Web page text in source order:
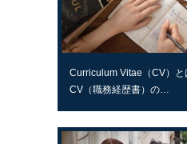
Curriculum Vitae（CV）と
CV（職務経歴書）の…